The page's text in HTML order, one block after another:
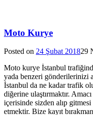
Moto Kurye
Posted on 24 Şubat 201829
Moto kurye İstanbul
yada benzeri gönderilerinizi
İstanbul da ne kadar trafik
diğerine ulaştırmaktır.
içerisinde sizden alıp
etmektir. Bize kayıt